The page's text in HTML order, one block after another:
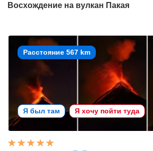
Восхождение на вулкан Пакая
Расстояние 567 km
Я был там Я хочу пойти туда